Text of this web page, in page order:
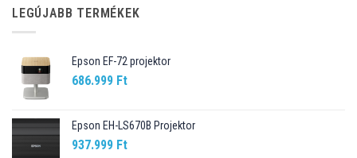
LEGÚJABB TERMÉKEK
Epson EF-72 projektor
686.999 Ft
Epson EH-LS670B Projektor
937.999 Ft